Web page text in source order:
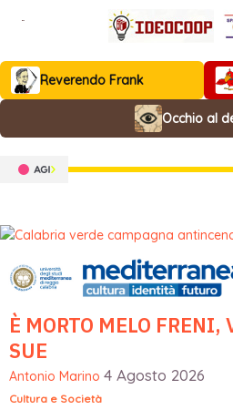
Reverendo Frank
Occhio al
È MORTO MELO FRENI,
SUE
Antonio Marino 4 Agosto 2026
Cultura e Società